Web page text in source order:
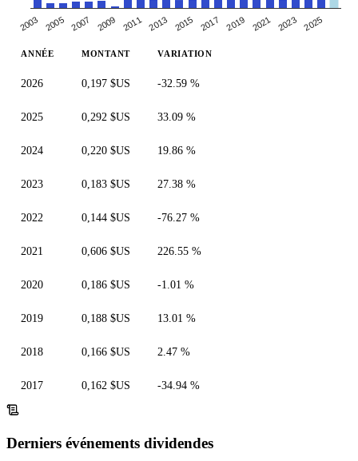
2003 2005 2007 2009 2011 2013 2015 2017 2019 2021 2023 2025
ANNÉE MONTANT VARIATION
2026 0,197 $US -32.59 %
2025 0,292 $US 33.09 %
2024 0,220 $US 19.86 %
2023 0,183 $US 27.38 %
2022 0,144 $US -76.27 %
2021 0,606 $US 226.55 %
2020 0,186 $US -1.01 %
2019 0,188 $US 13.01 %
2018 0,166 $US 2.47 %
2017 0,162 $US -34.94 %
Derniers événements dividendes